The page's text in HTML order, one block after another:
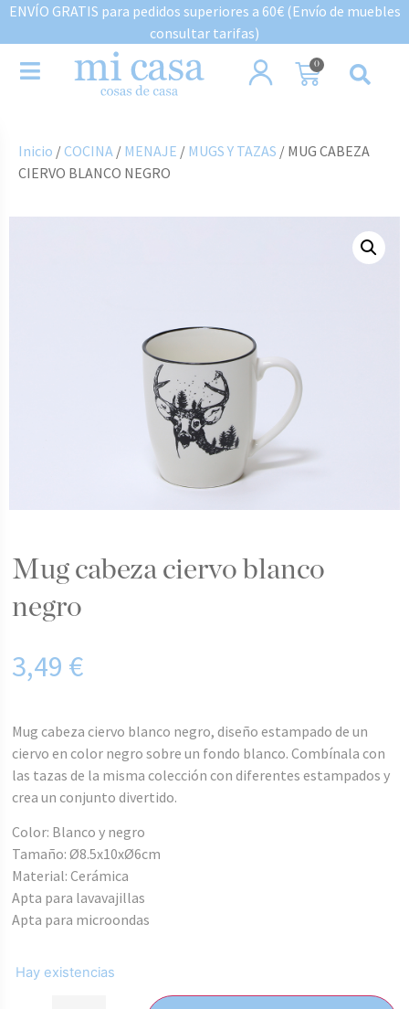
ENVÍO GRATIS para pedidos superiores a 60€ (Envío de muebles
consultar tarifas)
0
Inicio /COCINA / MENAJE / MUGS Y TAZAS / MUG CABEZA
CIERVO BLANCO NEGRO
mug cabeza ciervo blanco
negro
3,49 €
Mug cabeza ciervo blanco negro, diseño estampado de un
ciervo en color negro sobre un fondo blanco. Combínala con
las tazas de la misma colección con diferentes estampados y
crea un conjunto divertido.
Color: Blanco y negro
Tamaño: Ø8.5x10xØ6cm
Material: Cerámica
Apta para lavavajillas
Apta para microondas
Hay existencias